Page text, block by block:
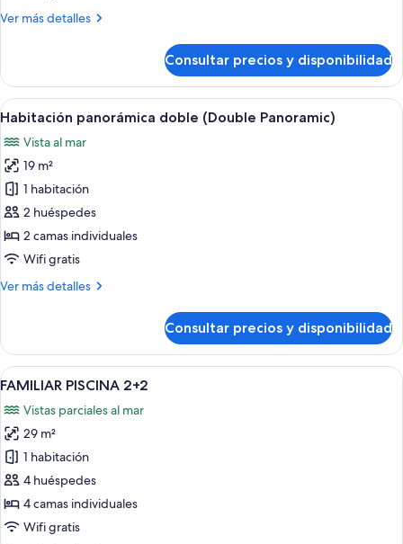
Single
Ver más detalles
Más
Double
Room
Single
Consultar precios y disponibilidad
Abrir
todas
las
fotos
de
Habitación
panorámica
doble
(Double
Panoramic)
Un balcón con dos sillas blancas y
9
Habitación panorámica doble (Double Panoramic)
Vista al mar
19 m²
1 habitación
2 huéspedes
2 camas individuales
Wifi gratis
Ver más detalles
Más
panorámica
doble
(Double
Consultar precios y disponibilidad
Abrir
todas
las
fotos
de
FAMILIAR
PISCINA
2+2
Un hotel con varios balcones, piscina
13
FAMILIAR PISCINA 2+2
Vistas parciales al mar
29 m²
1 habitación
4 huéspedes
4 camas individuales
Wifi gratis